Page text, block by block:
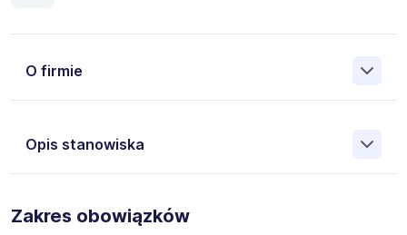
O firmie
Opis stanowiska
Pośrednictwa Pracy i Doradztwa Personalnego Work &
Profit jest obecnie jedną z największych niezależnych
Zakres obowiązków